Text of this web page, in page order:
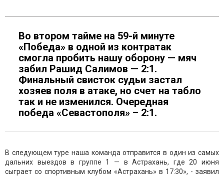
Во втором тайме на 59-й минуте
«Победа» в одной из контратак
смогла пробить нашу оборону — мяч
забил Рашид Салимов — 2:1.
Финальный свисток судьи застал
хозяев поля в атаке, но счет на табло
так и не изменился. Очередная
победа «Севастополя» – 2:1.
В следующем туре наша команда отправится в один из самых
дальних выездов в группе 1 — в Астрахань, где 20 июня
сыграет со спортивным клубом «Астрахань» в 17:30», - заявил